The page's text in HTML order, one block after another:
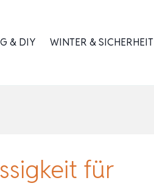
& DIY WINTER & SICHERHEIT
für